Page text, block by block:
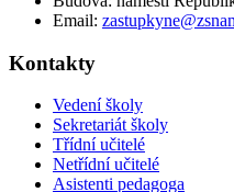
Email:
Kontakty
Vedení školy
Sekretariát školy
Třídní učitelé
Netřídní učitelé
Asistenti pedagoga